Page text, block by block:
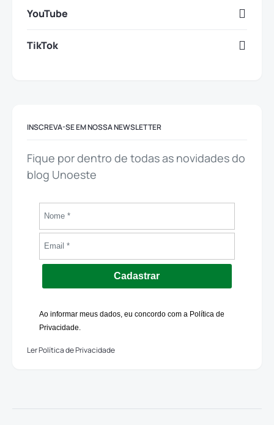
YouTube
TikTok
INSCREVA-SE EM NOSSA NEWSLETTER
Fique por dentro de todas as novidades do
blog Unoeste
Cadastrar
Ao informar meus dados, eu concordo com a Política de
Privacidade.
Ler Política de Privacidade